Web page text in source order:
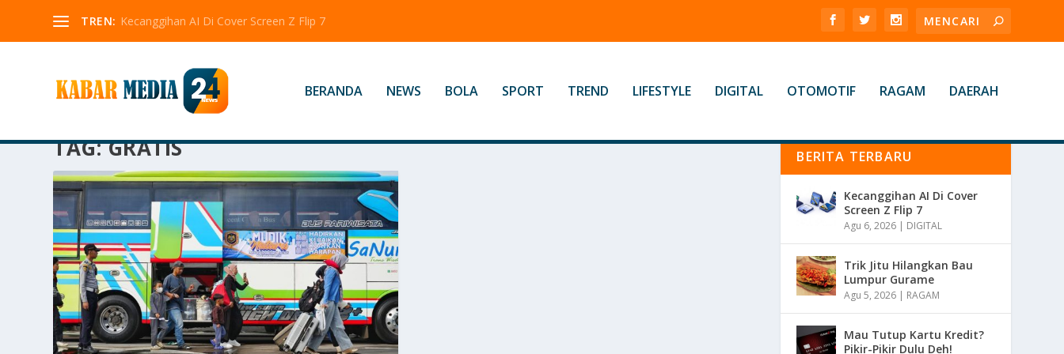
TREN: Kecanggihan AI Di Cover Screen Z Flip 7
BERANDA NEWS BOLA SPORT TREND LIFESTYLE DIGITAL OTOMOTIF RAGAM DAERAH
TAG:GRATIS BERITA TERBARU
Kecanggihan AI Di Cover
Screen Z Flip 7
Agu 6, 2026 | DIGITAL
Trik Jitu Hilangkan Bau
Lumpur Gurame
Agu 5, 2026 | RAGAM
Mau Tutup Kartu Kredit?
Pikir-Pikir Dulu Deh!